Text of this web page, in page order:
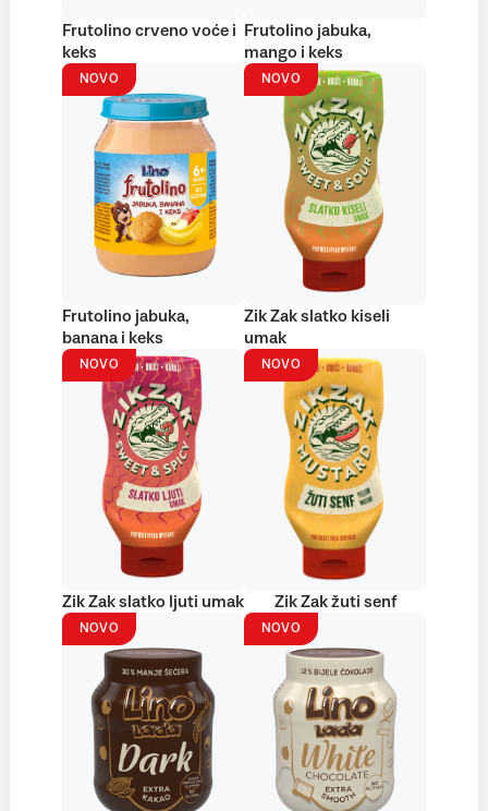
Frutolino crveno voće i
keks
Frutolino jabuka,
mango i keks
NOVO
Frutolino jabuka,
banana i keks
NOVO
Zik Zak slatko kiseli
umak
NOVO
Zik Zak slatko ljuti umak
NOVO
Zik Zak žuti senf
NOVO NOVO